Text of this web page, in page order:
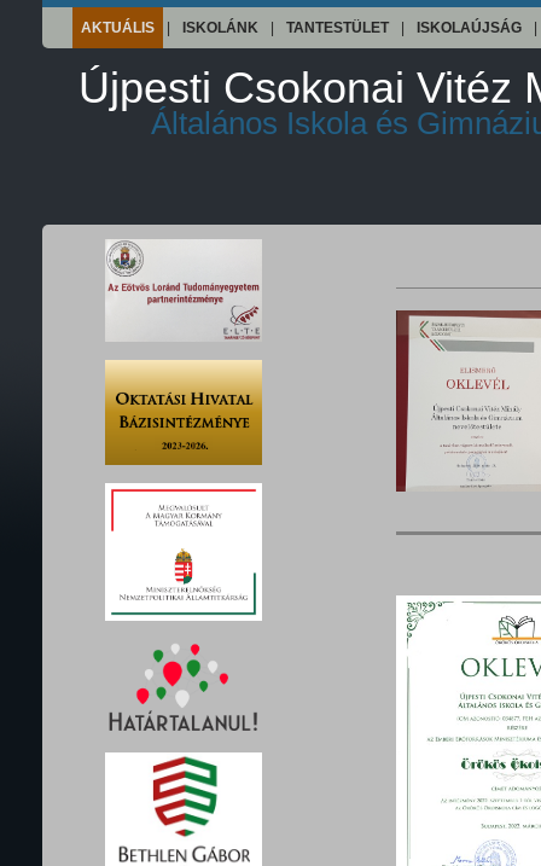
AKTUÁLIS ISKOLÁNK TANTESTÜLET ISKOLAÚJSÁG
Újpesti Csokonai Vitéz
Általános Iskola és